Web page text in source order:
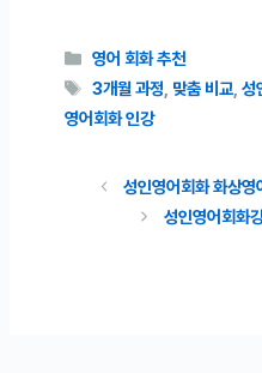
카테고리
영어 회화 추천
태그
3개월 과정 맞춤 비교 ,성
영어회화 인강
성인영어회화 화상
성인영어회화